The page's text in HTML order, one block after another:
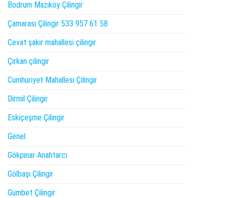
Bodrum Mazıköy Çilingir
Çamarası Çilingir 533 957 61 58
Cevat şakir mahallesi çilingir
Çırkan çilingir
Cumhuriyet Mahallesi Çilingir
Dirmil Çilingir
Eskiçeşme Çilingir
Genel
Gökpınar Anahtarcı
Gölbaşı Çilingir
Gümbet Çilingir